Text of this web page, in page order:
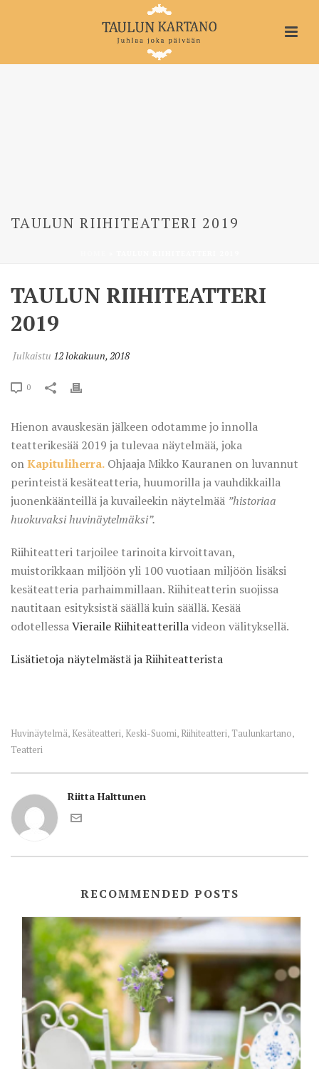
TAULUN RIIHITEATTERI 2019
TAULUN RIIHITEATTERI
2019
Julkaistu 12 lokakuun, 2018
0
Hienon avauskesän jälkeen odotamme jo innolla
teatterikesää 2019 ja tulevaa näytelmää, joka
onKapituliherra. Ohjaaja Mikko Kauranen on luvannut
perinteistä kesäteatteria, huumorilla ja vauhdikkailla
juonenkäänteillä ja kuvaileekin näytelmää ”historiaa
huokuvaksi huvinäytelmäksi”.
Riihiteatteri tarjoilee tarinoita kirvoittavan,
muistorikkaan miljöön yli 100 vuotiaan miljöön lisäksi
kesäteatteria parhaimmillaan. Riihiteatterin suojissa
nautitaan esityksistä säällä kuin säällä. Kesää
odotellessaVieraile Riihiteatterillavideon välityksellä.
Lisätietoja näytelmästä ja Riihiteatterista
Huvinäytelmä, Kesäteatteri, Keski-Suomi, Riihiteatteri, Taulunkartano,
Teatteri
Riitta Halttunen
RECOMMENDED POSTS